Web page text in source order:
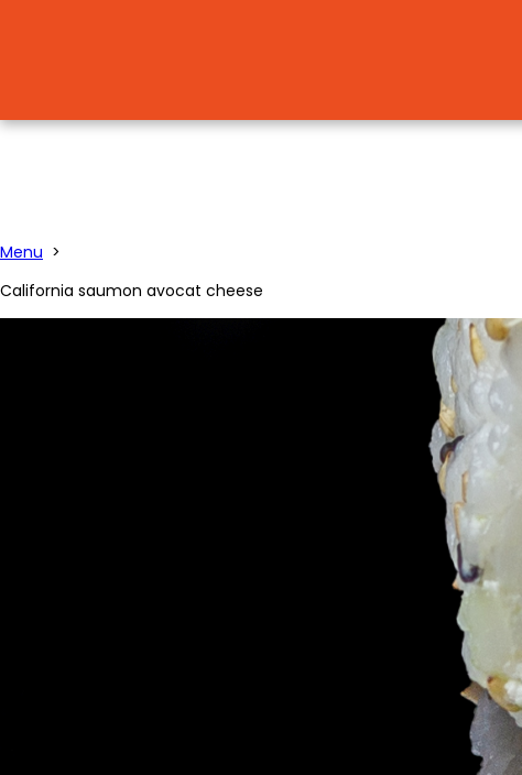
Menu >
California saumon avocat cheese